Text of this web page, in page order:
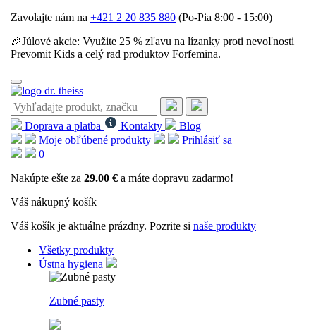
Zavolajte nám na +421 2 20 835 880 (Po-Pia 8:00 - 15:00)
🎉Júlové akcie: Využite 25 % zľavu na lízanky proti nevoľnosti
Prevomit Kids a celý rad produktov Forfemina.
Doprava a platba Kontakty
Blog
Moje obľúbené produkty
Prihlásiť sa
0
Nakúpte ešte za 29.00 € a máte dopravu zadarmo!
Váš nákupný košík
Váš košík je aktuálne prázdny. Pozrite si naše produkty
Všetky produkty
Ústna hygiena
Zubné pasty